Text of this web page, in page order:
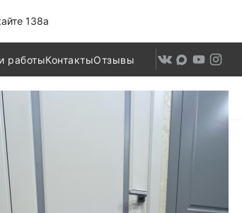
138а
работыКонтактыОтзывы